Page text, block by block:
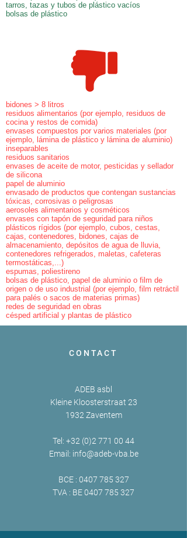
tarros, tazas y tubos de plástico vacíos
bolsas de plástico
bidones > 8 litros
residuos alimentarios (por ejemplo, residuos de
cocina y restos de comida)
envases compuestos por varios materiales (por
ejemplo, lámina de plástico y lámina de aluminio)
inseparables
residuos sanitarios
envases de aceite de motor, pesticidas y sellador
de silicona
papel de aluminio
envasado de productos que contengan sustancias
tóxicas, corrosivas o peligrosas
aerosoles alimentarios y cosméticos
envases con tapón de seguridad para niños
plásticos rígidos (por ejemplo, cubos, cestas,
cajas, contenedores, bidones, cajas de
almacenamiento, depósitos de agua de lluvia,
contenedores refrigerados, maletas, cafeteras
termostáticas,...)
espumas, poliestireno
bolsas de plástico, papel de aluminio o film de
origen o de uso industrial (por ejemplo, film retráctil
para palés o sacos de materias primas)
redes de seguridad en obras
césped artificial y plantas de plástico
CONTACT
ADEB asbl
Kleine Kloosterstraat 23
1932 Zaventem
Tel: +32 (0)2 771 00 44
Email: info@adeb-vba.be
BCE : 0407 785 327
TVA : BE0407 785 327